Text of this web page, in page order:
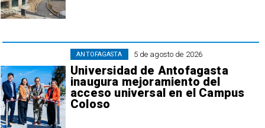
5 de agosto de 2026
Universidad de Antofagasta
inaugura mejoramiento del
acceso universal en el Campus
Coloso
ANTOFAGASTA